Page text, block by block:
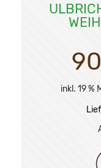
inkl. 19 %